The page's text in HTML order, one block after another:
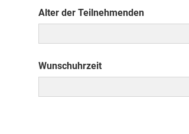
Alter der Teilnehmenden
Wunschuhrzeit